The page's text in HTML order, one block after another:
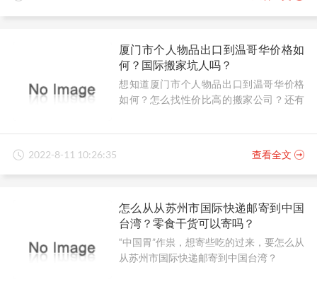
厦门市个人物品出口到温哥华价格如
何？国际搬家坑人吗？
想知道厦门市个人物品出口到温哥华价格
如何？怎么找性价比高的搬家公司？还有
2022-8-11 10:26:35 查看全文
怎么从从苏州市国际快递邮寄到中国
台湾？零食干货可以寄吗？
“中国胃”作祟，想寄些吃的过来，要怎么从
从苏州市国际快递邮寄到中国台湾？